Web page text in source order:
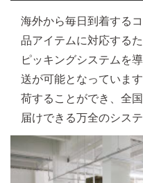
海外から毎日到着する
品アイテムに対応する
ピッキングシステムを
送が可能となっていま
荷することができ、全
届けできる万全のシステ